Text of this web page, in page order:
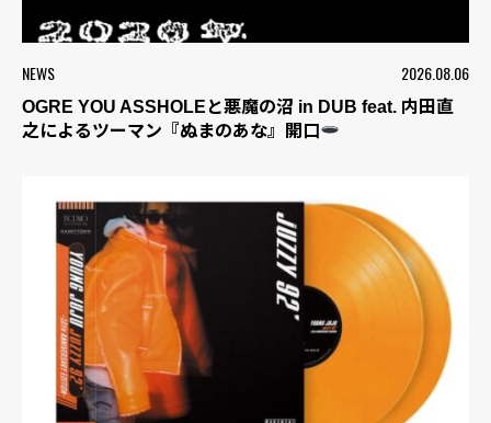
NEWS 2026.08.06
OGRE YOU ASSHOLEと悪魔の沼 in DUB feat. 内田直
之によるツーマン『ぬまのあな』開口